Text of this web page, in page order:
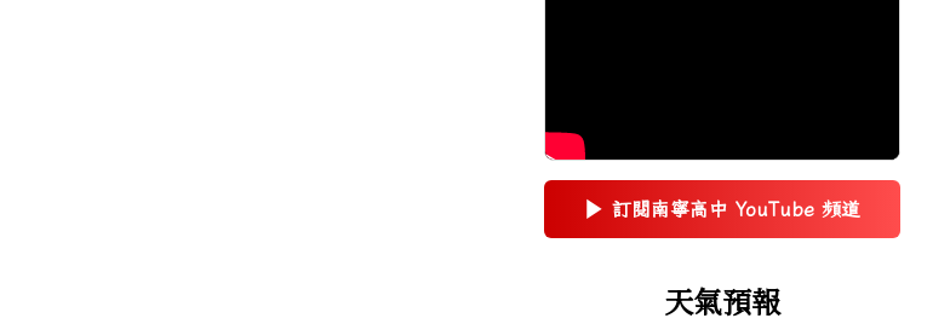
▶ 訂閱南寧高中 YouTube 頻道
(另開新視窗)
右邊區域內容
天氣預報